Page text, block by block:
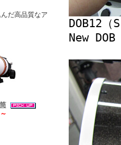
だ高品質なア
DOB12
New